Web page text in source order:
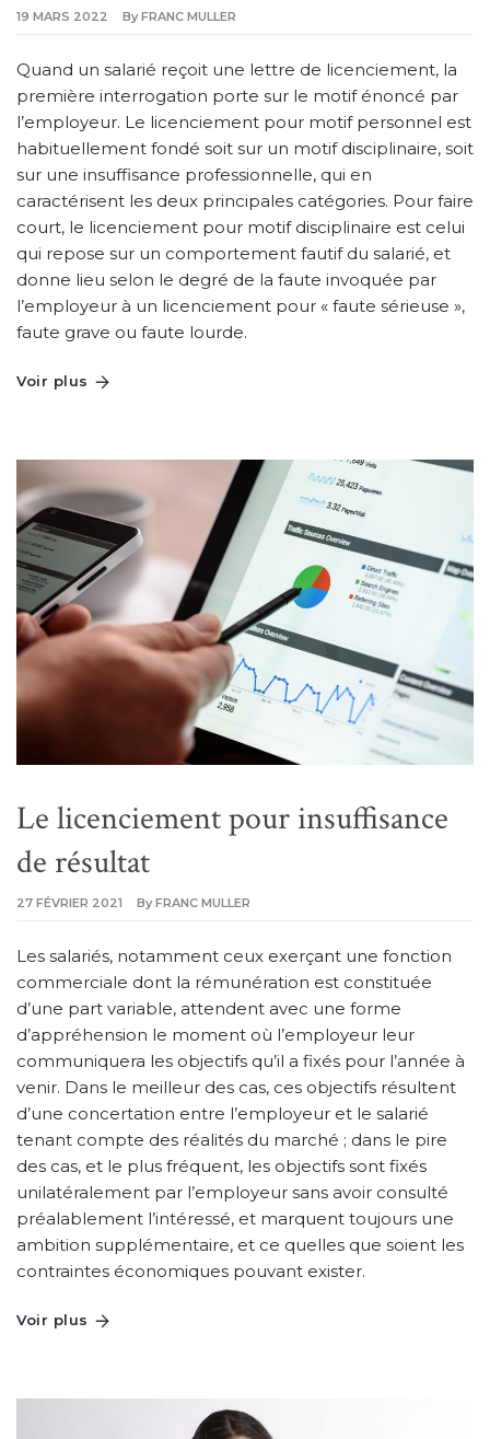
19 MARS 2022 By FRANC MULLER
Quand un salarié reçoit une lettre de licenciement, la
première interrogation porte sur le motif énoncé par
l’employeur. Le licenciement pour motif personnel est
habituellement fondé soit sur un motif disciplinaire, soit
sur une insuffisance professionnelle, qui en
caractérisent les deux principales catégories. Pour faire
court, le licenciement pour motif disciplinaire est celui
qui repose sur un comportement fautif du salarié, et
donne lieu selon le degré de la faute invoquée par
l’employeur à un licenciement pour « faute sérieuse »,
faute grave ou faute lourde.
Voir plus
Le licenciement pour insuffisance
de résultat
27 FÉVRIER 2021 By FRANC MULLER
Les salariés, notamment ceux exerçant une fonction
commerciale dont la rémunération est constituée
d’une part variable, attendent avec une forme
d’appréhension le moment où l’employeur leur
communiquera les objectifs qu’il a fixés pour l’année à
venir. Dans le meilleur des cas, ces objectifs résultent
d’une concertation entre l’employeur et le salarié
tenant compte des réalités du marché ; dans le pire
des cas, et le plus fréquent, les objectifs sont fixés
unilatéralement par l’employeur sans avoir consulté
préalablement l’intéressé, et marquent toujours une
ambition supplémentaire, et ce quelles que soient les
contraintes économiques pouvant exister.
Voir plus